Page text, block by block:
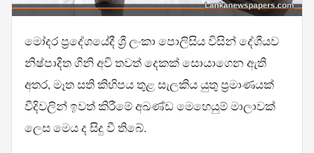
මෝදර ප්‍රදේශයේදී ශ්‍රී ලංකා පොලිසිය විසින් දේශීයව
නිෂ්පාදිත ගිනි අවි තවත් දෙකක් සොයාගෙන ඇති
අතර, මෑත සති කිහිපය තුළ සැලකිය යුතු ප්‍රමාණයක්
වීදිවලින් ඉවත් කිරීමේ අඛණ්ඩ මෙහෙයුම් මාලාවක්
ලෙස මෙය ද සිදු වී තිබේ.